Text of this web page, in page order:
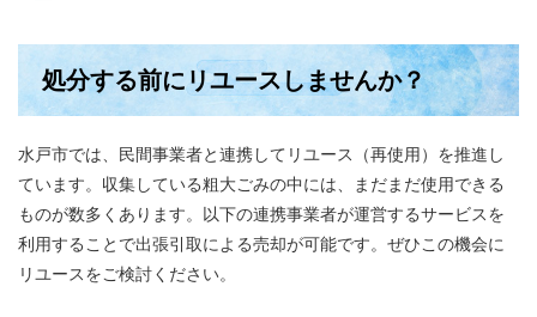
処分する前にリユースしませんか？
水戸市では、民間事業者と連携してリユース（再使用）を推進し
ています。収集している粗大ごみの中には、まだまだ使用できる
ものが数多くあります。以下の連携事業者が運営するサービスを
利用することで出張引取による売却が可能です。ぜひこの機会に
リユースをご検討ください。